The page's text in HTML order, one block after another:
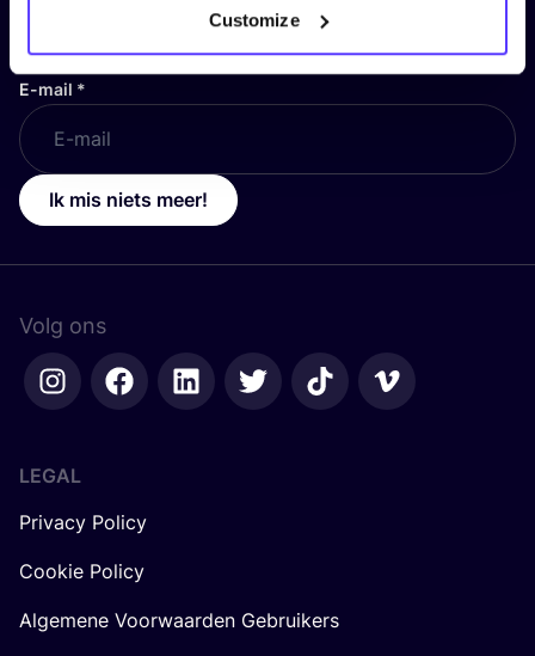
Customize
E-mail *
Ik mis niets meer!
Volg ons
LEGAL
Privacy Policy
Cookie Policy
Algemene Voorwaarden Gebruikers